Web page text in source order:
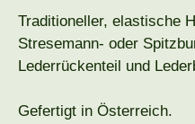
Traditioneller, elastische
Stresemann- oder
Lederrückenteil und
Gefertigt in Österreich.